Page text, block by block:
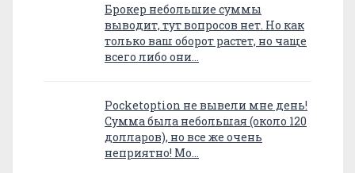
Брокер небольшие суммы
выводит, тут вопросов нет. Но как
только ваш оборот растет, но чаще
всего либо они…
Pocketoption не вывели мне день!
Сумма была небольшая (около 120
долларов), но все же очень
неприятно! Мо…